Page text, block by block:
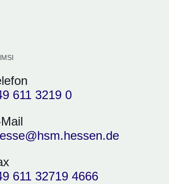
611 3219 0
611 32719 4666